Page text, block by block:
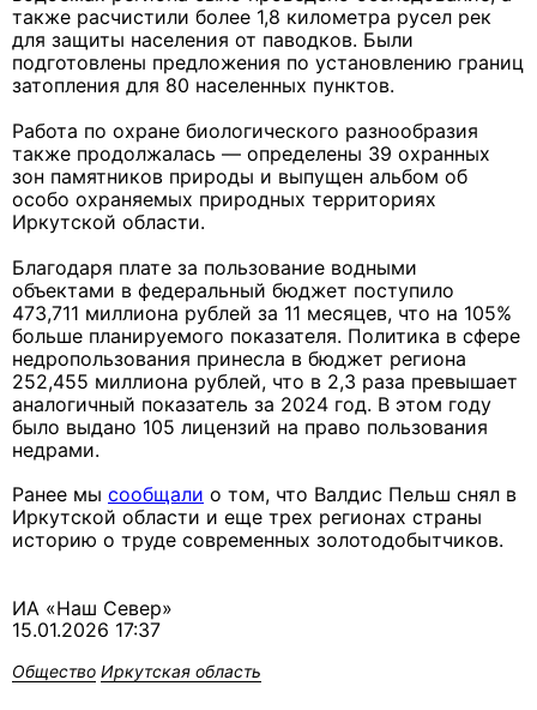
также расчистили более 1,8 километра русел рек
для защиты населения от паводков. Были
подготовлены предложения по установлению границ
затопления для 80 населенных пунктов.
Работа по охране биологического разнообразия
также продолжалась — определены 39 охранных
зон памятников природы и выпущен альбом об
особо охраняемых природных территориях
Иркутской области.
Благодаря плате за пользование водными
объектами в федеральный бюджет поступило
473,711 миллиона рублей за 11 месяцев, что на 105%
больше планируемого показателя. Политика в сфере
недропользования принесла в бюджет региона
252,455 миллиона рублей, что в 2,3 раза превышает
аналогичный показатель за 2024 год. В этом году
было выдано 105 лицензий на право пользования
недрами.
Ранее мы сообщали о том, что Валдис Пельш снял в
Иркутской области и еще трех регионах страны
историю о труде современных золотодобытчиков.
ИА «Наш Север»
15.01.2026 17:37
Общество Иркутская область